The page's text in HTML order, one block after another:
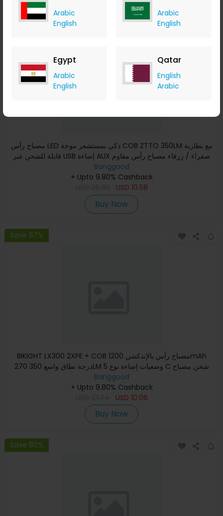
Arabic
English
Arabic
English
Egypt
Arabic
English
Qatar
English
Arabic
Save 60%
مصباح رأس LED ذكي بمستشعر موجة COB ZTTO 350LM مع بطارية
قابلة للشحن عبر USB إضاءة AUX صفراء / زرقاء مصباح رأس مقاوم
للما
Banggood
+ Upto 9.80% Cashback
USD 10.58
Buy Now
Save 67%
BIKIGHT LX300 2XPE + COB مصباح رأس بالإندكشن 1200mAh
270 درجة نطاق واسع 350LM 5 وضعيات إضاءة نوع C شحن مصباح
الرأس القاب
Banggood
+ Upto 9.80% Cashback
USD 10.06
Buy Now
Save 80%